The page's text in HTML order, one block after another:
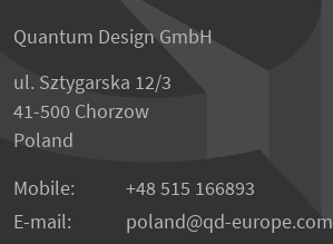
Quantum Design GmbH
ul. Sztygarska 12/3
41-500 Chorzow
Poland
Mobile:
+48 515 166893
E-mail:
poland qd-europe.com